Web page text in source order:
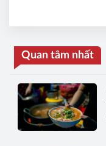
Quan tâm nhất